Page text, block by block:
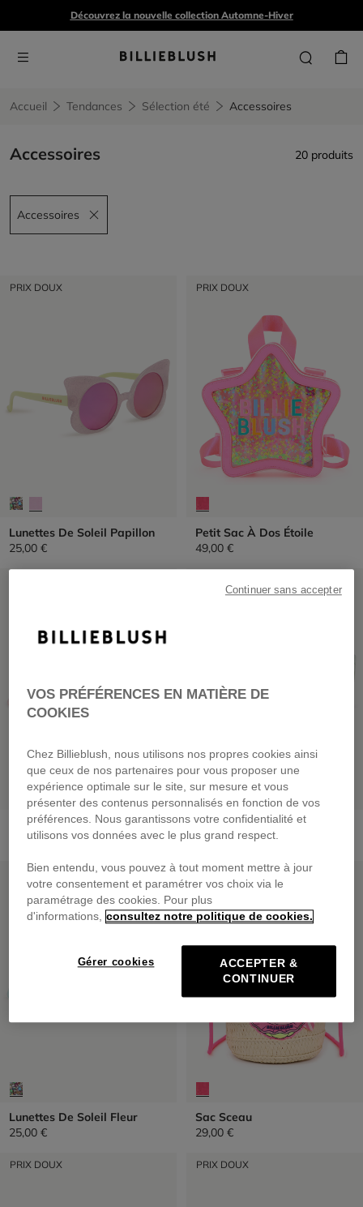
Découvrez la nouvelle collection Automne-Hiver
Accueil Tendances Sélection été Accessoires
Accessoires 20 produits
Accessoires
Remove filter Accessoires
PRIX DOUX
Lunettes De Soleil Papillon
25,00 €
PRIX DOUX
Petit Sac À Dos Étoile
49,00 €
Lunettes De Soleil Fleur
25,00 €
Lunettes De Soleil Papillon
25,00 €
PRIX DOUX
Lunettes De Soleil Fleur
25,00 €
PRIX DOUX
Sac Sceau
29,00 €
PRIX DOUX PRIX DOUX
VOS PRÉFÉRENCES EN MATIÈRE DE
COOKIES
Chez Billieblush, nous utilisons nos propres cookies ainsi
que ceux de nos partenaires pour vous proposer une
expérience optimale sur le site, sur mesure et vous
présenter des contenus personnalisés en fonction de vos
préférences. Nous garantissons votre confidentialité et
utilisons vos données avec le plus grand respect.
Bien entendu, vous pouvez à tout moment mettre à jour
votre consentement et paramétrer vos choix via le
paramétrage des cookies. Pour plus
d'informations, consultez notre politique de cookies.
Gérer cookies
ACCEPTER &
CONTINUER
Continuer sans accepter